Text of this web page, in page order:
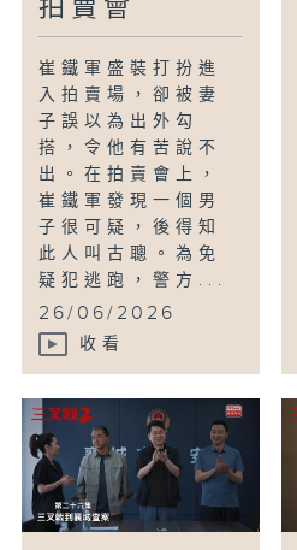
拍賣會
崔鐵軍盛裝打扮進
入拍賣場，卻被妻
子誤以為出外勾
搭，令他有苦說不
出。在拍賣會上，
崔鐵軍發現一個男
子很可疑，後得知
此人叫古聰。為免
疑犯逃跑，警方...
26/06/2026
收看